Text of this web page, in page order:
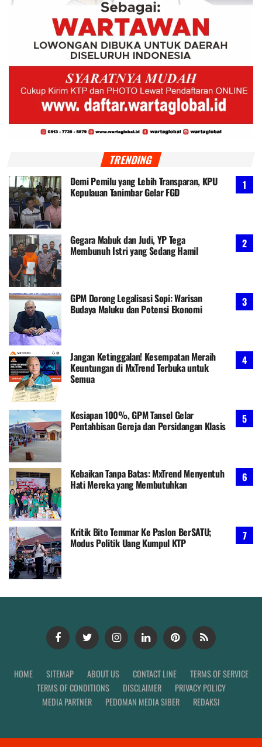
TRENDING
Demi Pemilu yang Lebih Transparan, KPU
Kepulauan Tanimbar Gelar FGD
Gegara Mabuk dan Judi, YP Tega
Membunuh Istri yang Sedang Hamil
GPM Dorong Legalisasi Sopi: Warisan
Budaya Maluku dan Potensi Ekonomi
Jangan Ketinggalan! Kesempatan Meraih
Keuntungan di MxTrend Terbuka untuk
Semua
Kesiapan 100%, GPM Tansel Gelar
Pentahbisan Gereja dan Persidangan Klasis
Kebaikan Tanpa Batas: MxTrend Menyentuh
Hati Mereka yang Membutuhkan
Kritik Bito Temmar Ke Paslon BerSATU;
Modus Politik Uang Kumpul KTP
HOME SITEMAP ABOUT US CONTACT LINE
TERMS OF SERVICE
TERMS OF CONDITIONS
DISCLAIMER
PRIVACY POLICY
MEDIA PARTNER
PEDOMAN MEDIA SIBER REDAKSI